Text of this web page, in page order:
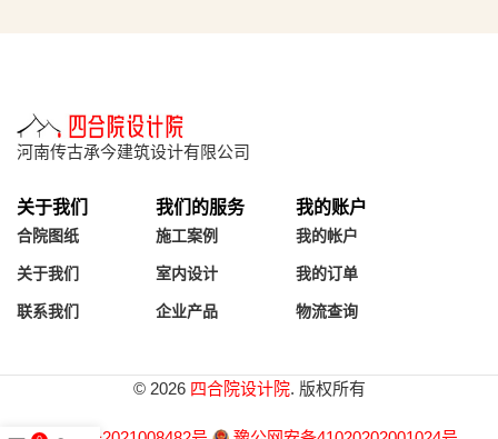
河南传古承今建筑设计有限公司
关于我们
合院图纸
关于我们
联系我们
我们的服务
施工案例
室内设计
企业产品
我的账户
我的帐户
我的订单
物流查询
© 2026 四合院设计院. 版权所有